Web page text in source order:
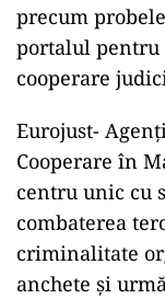
precum
portalul pentru
cooperare
Eurojust-
Cooperare în
centru unic cu
combaterea
criminalitate
anchete și